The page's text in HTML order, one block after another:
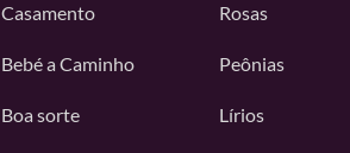
Casamento
Bebé a Caminho
Boa sorte
Rosas
Peônias
Lírios